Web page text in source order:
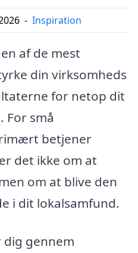
- Inspiration
af de mest
din virksomheds
for netop dit
For små
betjener
det ikke om at
om at blive den
i dit lokalsamfund.
dig gennem